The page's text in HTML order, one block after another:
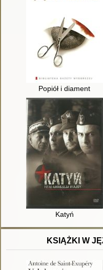
Popiół i diament
Katyń
KSIĄŻKI W